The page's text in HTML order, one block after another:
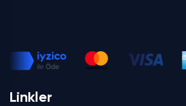
Linkler